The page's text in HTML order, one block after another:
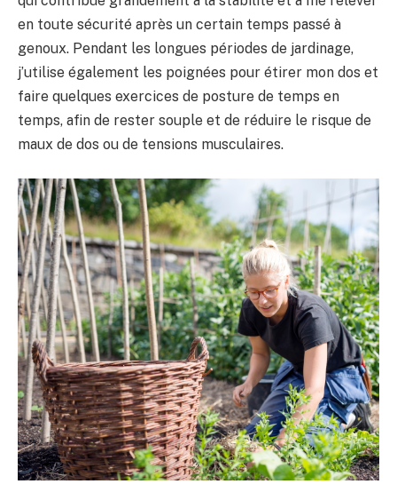
en toute sécurité après un certain temps passé à
genoux. Pendant les longues périodes de jardinage,
j’utilise également les poignées pour étirer mon dos et
faire quelques exercices de posture de temps en
temps, afin de rester souple et de réduire le risque de
maux de dos ou de tensions musculaires.